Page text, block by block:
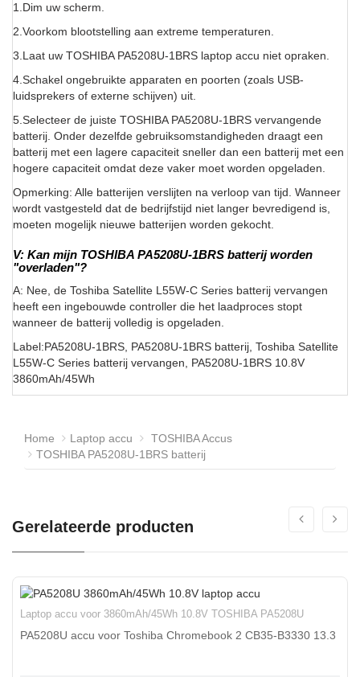
1.Dim uw scherm.
2.Voorkom blootstelling aan extreme temperaturen.
3.Laat uw TOSHIBA PA5208U-1BRS laptop accu niet opraken.
4.Schakel ongebruikte apparaten en poorten (zoals USB-
luidsprekers of externe schijven) uit.
5.Selecteer de juiste TOSHIBA PA5208U-1BRS vervangende
batterij. Onder dezelfde gebruiksomstandigheden draagt een
batterij met een lagere capaciteit sneller dan een batterij met een
hogere capaciteit omdat deze vaker moet worden opgeladen.
Opmerking: Alle batterijen verslijten na verloop van tijd. Wanneer
wordt vastgesteld dat de bedrijfstijd niet langer bevredigend is,
moeten mogelijk nieuwe batterijen worden gekocht.
V: Kan mijn TOSHIBA PA5208U-1BRS batterij worden
"overladen"?
A: Nee, de Toshiba Satellite L55W-C Series batterij vervangen
heeft een ingebouwde controller die het laadproces stopt
wanneer de batterij volledig is opgeladen.
Label:PA5208U-1BRS, PA5208U-1BRS batterij, Toshiba Satellite
L55W-C Series batterij vervangen, PA5208U-1BRS 10.8V
3860mAh/45Wh
Home Laptop accu
TOSHIBA Accus
TOSHIBA PA5208U-1BRS batterij
Gerelateerde producten
Laptop accu voor 3860mAh/45Wh 10.8V TOSHIBA PA5208U
PA5208U accu voor Toshiba Chromebook 2 CB35-B3330 13.3